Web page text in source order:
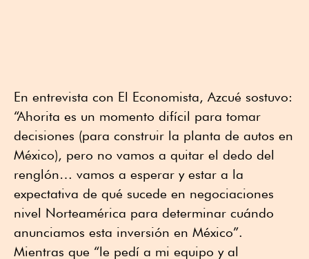
En entrevista con El Economista, Azcué sostuvo:
“Ahorita es un momento difícil para tomar
decisiones (para construir la planta de autos en
México), pero no vamos a quitar el dedo del
renglón… vamos a esperar y estar a la
expectativa de qué sucede en negociaciones
nivel Norteamérica para determinar cuándo
anunciamos esta inversión en México”.
Mientras que “le pedí a mi equipo y al